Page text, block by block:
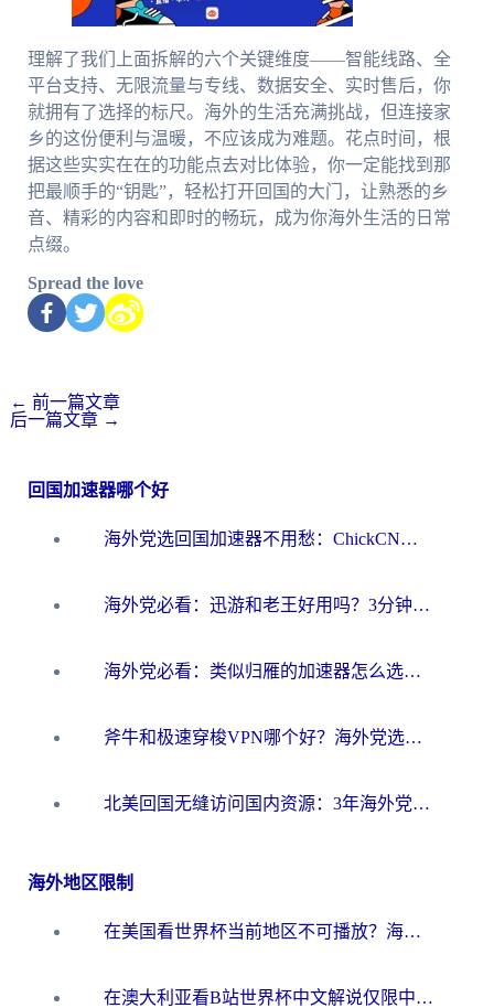
理解了我们上面拆解的六个关键维度——智能线路、全
平台支持、无限流量与专线、数据安全、实时售后，你
就拥有了选择的标尺。海外的生活充满挑战，但连接家
乡的这份便利与温暖，不应该成为难题。花点时间，根
据这些实实在在的功能点去对比体验，你一定能找到那
把最顺手的“钥匙”，轻松打开回国的大门，让熟悉的乡
音、精彩的内容和即时的畅玩，成为你海外生活的日常
点缀。
Spread the love
← 前一篇文章
后一篇文章 →
回国加速器哪个好
海外党选回国加速器不用愁：ChickCN和洞见哪个好？一篇搞定所有疑问
海外党必看：迅游和老王好用吗？3分钟选对加速国内网络的加速器
海外党必看：类似归雁的加速器怎么选？一篇搞定无缝访问国内资源
斧牛和极速穿梭VPN哪个好？海外党选回国加速器必看的真实对比与避坑指南
北美回国无缝访问国内资源：3年海外党亲测的加速器选择指南
海外地区限制
在美国看世界杯当前地区不可播放？海外党体育观赛终极指南来了！
在澳大利亚看B站世界杯中文解说仅限中国大陆？这篇指南帮你打破限制看遍赛事